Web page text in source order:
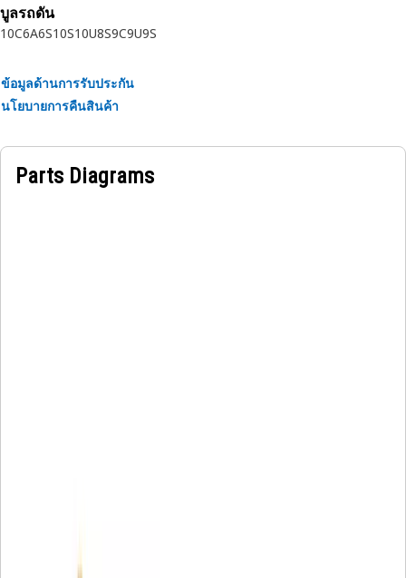
บูลรถดัน
10C6A6S10S10U8S9C9U9S
ข้อมูลด้านการรับประกัน
นโยบายการคืนสินค้า
Parts Diagrams